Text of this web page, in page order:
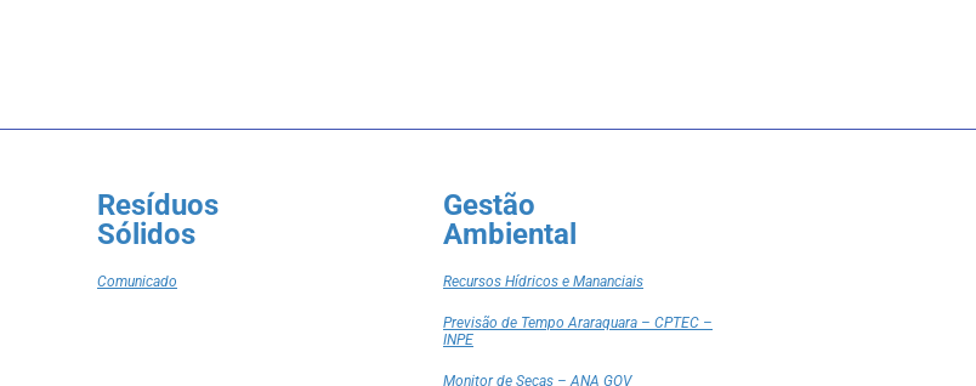
Resíduos
Sólidos
Comunicado
Gestão
Ambiental
Recursos Hídricos e Mananciais
Previsão de Tempo Araraquara – CPTEC –
INPE
Monitor de Secas – ANA GOV